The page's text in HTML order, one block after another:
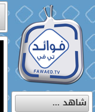
شاهد ...